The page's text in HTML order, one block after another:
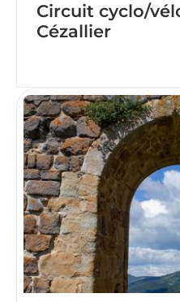
Circuit cyclo/
Cézallier